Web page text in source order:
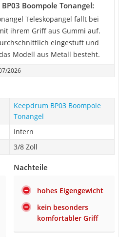
Boompole Tonangel:
Teleskopangel fällt bei
ihrem Griff aus Gummi auf.
eingestuft und
Modell aus Metall besteht.
2026
Keepdrum BP03 Boompole
Tonangel
Intern
3/8 Zoll
Nachteile
hohes Eigengewicht
kein besonders
komfortabler Griff